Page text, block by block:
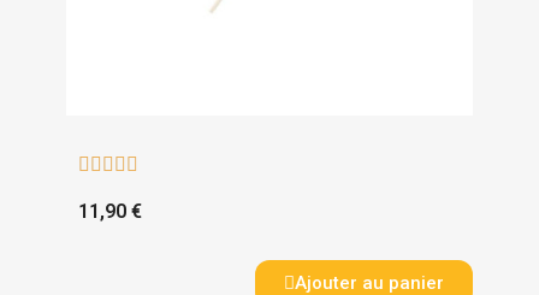
    
11,90 €
Ajouter au panier